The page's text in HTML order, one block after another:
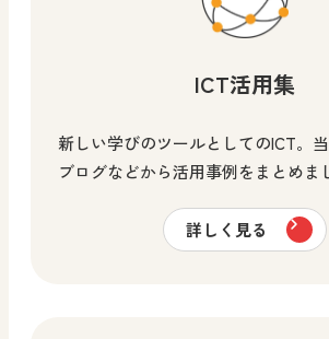
ICT活用集
新しい学びのツールとしてのICT。
ブログなどから活用事例をまとめま
詳しく見る